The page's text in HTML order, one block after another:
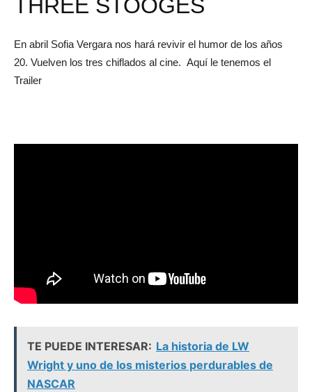
THREE STOOGES
En abril Sofia Vergara nos hará revivir el humor de los años
20. Vuelven los tres chiflados al cine. Aquí le tenemos el
Trailer
TE PUEDE INTERESAR: La historia de LW
Wright y uno de los misterios perdurables de
NASCAR